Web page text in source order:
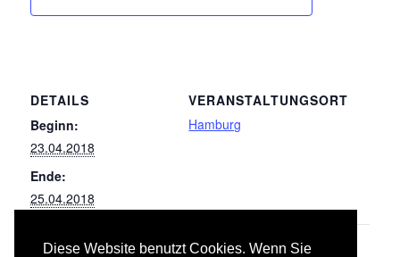
Diese Website benutzt Cookies. Wenn Sie
DETAILS
Beginn:
23.04.2018
Ende:
25.04.2018
VERANSTALTUNGSORT
Hamburg
041u042 Wärmeversorgungs-, Gas- und 038 Vorgehängte